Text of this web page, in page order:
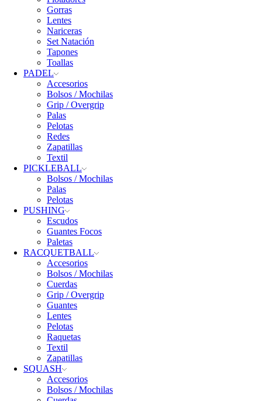
Gorras
Lentes
Nariceras
Set Natación
Tapones
Toallas
PADEL
Accesorios
Bolsos / Mochilas
Grip / Overgrip
Palas
Pelotas
Redes
Zapatillas
Textil
PICKLEBALL
Bolsos / Mochilas
Palas
Pelotas
PUSHING
Escudos
Guantes Focos
Paletas
RACQUETBALL
Accesorios
Bolsos / Mochilas
Cuerdas
Grip / Overgrip
Guantes
Lentes
Pelotas
Raquetas
Textil
Zapatillas
SQUASH
Accesorios
Bolsos / Mochilas